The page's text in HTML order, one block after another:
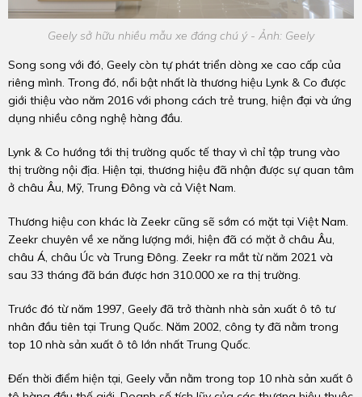
Geely sở hữu nhiều mẫu xe đáng chú ý - Ảnh: Geely
Song song với đó, Geely còn tự phát triển dòng xe cao cấp của
riêng mình. Trong đó, nổi bật nhất là thương hiệu Lynk & Co được
giới thiệu vào năm 2016 với phong cách trẻ trung, hiện đại và ứng
dụng nhiều công nghệ hàng đầu.
Lynk & Co hướng tới thị trường quốc tế thay vì chỉ tập trung vào
thị trường nội địa. Hiện tại, thương hiệu đã nhận được sự quan tâm
ở châu Âu, Mỹ, Trung Đông và cả Việt Nam.
Thương hiệu con khác là Zeekr cũng sẽ sớm có mặt tại Việt Nam.
Zeekr chuyên về xe năng lượng mới, hiện đã có mặt ở châu Âu,
châu Á, châu Úc và Trung Đông. Zeekr ra mắt từ năm 2021 và
sau 33 tháng đã bán được hơn 310.000 xe ra thị trường.
Trước đó từ năm 1997, Geely đã trở thành nhà sản xuất ô tô tư
nhân đầu tiên tại Trung Quốc. Năm 2002, công ty đã nằm trong
top 10 nhà sản xuất ô tô lớn nhất Trung Quốc.
Đến thời điểm hiện tại, Geely vẫn nằm trong top 10 nhà sản xuất ô